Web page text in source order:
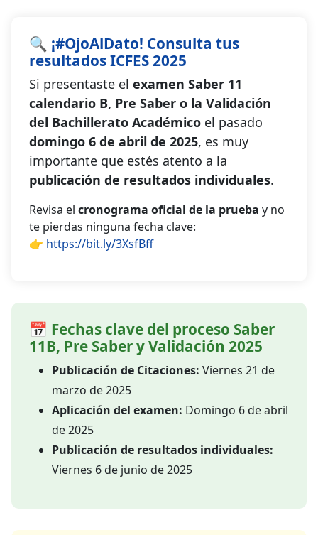
🔍 ¡#OjoAlDato! Consulta tus
resultados ICFES 2025
Si presentaste el examen Saber 11
calendario B, Pre Saber o la Validación
del Bachillerato Académico el pasado
domingo 6 de abril de 2025, es muy
importante que estés atento a la
publicación de resultados individuales.
Revisa el cronograma oficial de la prueba y no
te pierdas ninguna fecha clave:
👉 https://bit.ly/3XsfBff
📅 Fechas clave del proceso Saber
11B, Pre Saber y Validación 2025
Publicación de Citaciones: Viernes 21 de
marzo de 2025
Aplicación del examen: Domingo 6 de abril
de 2025
Publicación de resultados individuales:
Viernes 6 de junio de 2025